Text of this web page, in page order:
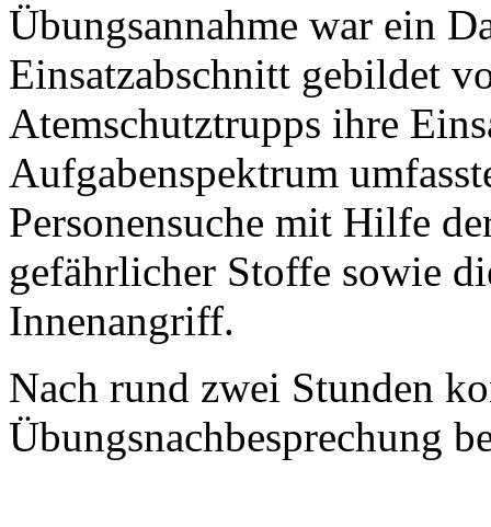
Übungsannahme war ein
Einsatzabschnitt gebildet
Atemschutztrupps ihre
Aufgabenspektrum
Personensuche mit Hilfe
gefährlicher Stoffe sowie
Innenangriff.
Nach rund zwei Stunden
Übungsnachbesprechung